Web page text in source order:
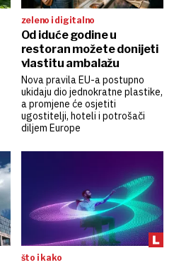
zeleno i digitalno
Od iduće godine u
restoran možete donijeti
vlastitu ambalažu
Nova pravila EU-a postupno
ukidaju dio jednokratne plastike,
a promjene će osjetiti
ugostitelji, hoteli i potrošači
diljem Europe
što i kako